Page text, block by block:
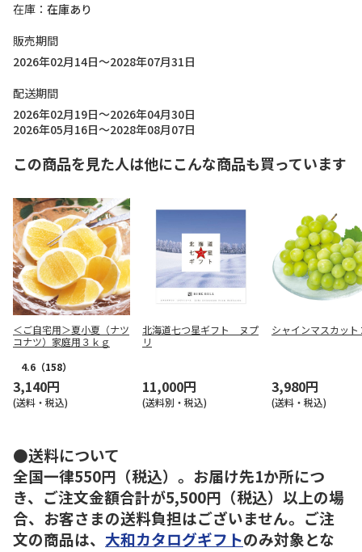
在庫
在庫あり
販売期間
2026年02月14日～2028年07月31日
配送期間
2026年02月19日～2026年04月30日
2026年05月16日～2028年08月07日
この商品を見た人は他にこんな商品も買っています
＜ご自宅用＞夏小夏（ナツ
コナツ）家庭用３ｋｇ
4.6 （158）
3,140円
(送料・税込)
北海道七つ星ギフト ヌプ
リ
11,000円
(送料別・税込)
シャインマスカット
3,980円
(送料・税込)
●送料について
全国一律550円（税込）。お届け先1か所につ
き、ご注文金額合計が5,500円（税込）以上の場
合、お客さまの送料負担はございません。ご注
文の商品は、 大和カタログギフトのみ対象とな